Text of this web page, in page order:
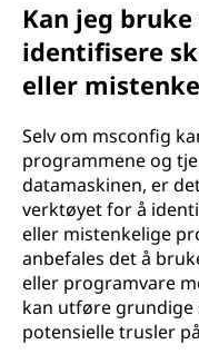
Kan jeg
identifisere
eller
Selv om msconfig
programmene og
datamaskinen, er
verktøyet for å
eller mistenkelige
anbefales det å
eller programvare
kan utføre
potensielle trusler